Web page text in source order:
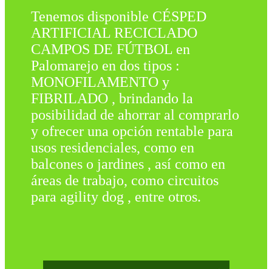
Tenemos disponible CÉSPED
ARTIFICIAL RECICLADO
CAMPOS DE FÚTBOL en
Palomarejo en dos tipos :
MONOFILAMENTO y
FIBRILADO , brindando la
posibilidad de ahorrar al comprarlo
y ofrecer una opción rentable para
usos residenciales, como en
balcones o jardines , así como en
áreas de trabajo, como circuitos
para agility dog , entre otros.